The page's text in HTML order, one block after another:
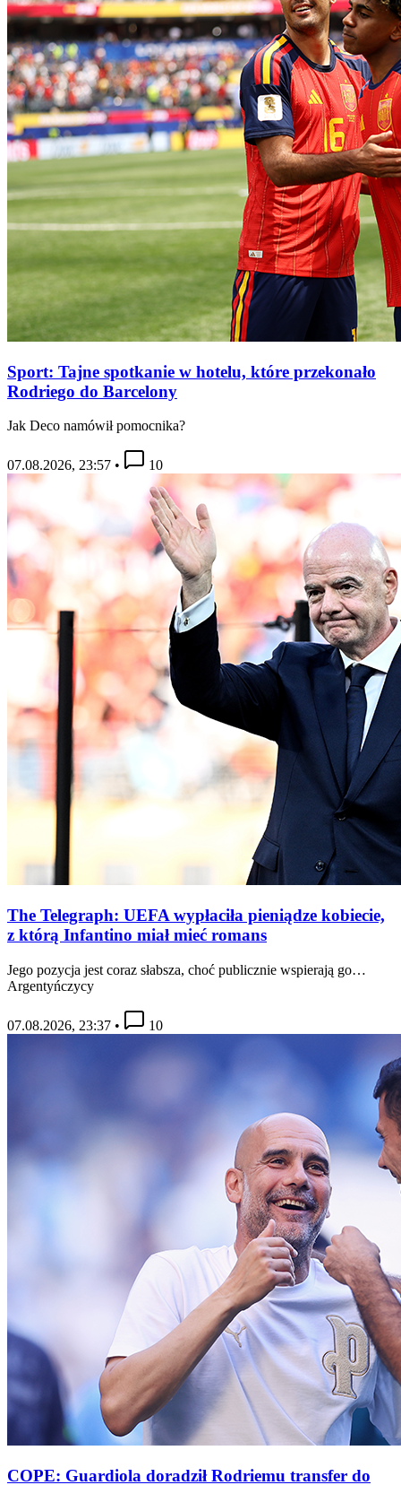
Sport: Tajne spotkanie w hotelu, które przekonało
Rodriego do Barcelony
Jak Deco namówił pomocnika?
07.08.2026, 23:57 • 10
The Telegraph: UEFA wypłaciła pieniądze kobiecie,
z którą Infantino miał mieć romans
Jego pozycja jest coraz słabsza, choć publicznie wspierają go…
Argentyńczycy
07.08.2026, 23:37 • 10
COPE: Guardiola doradził Rodriemu transfer do